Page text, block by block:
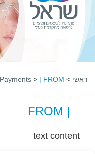
ראשי >
Payments > | FROM
| FROM
text content